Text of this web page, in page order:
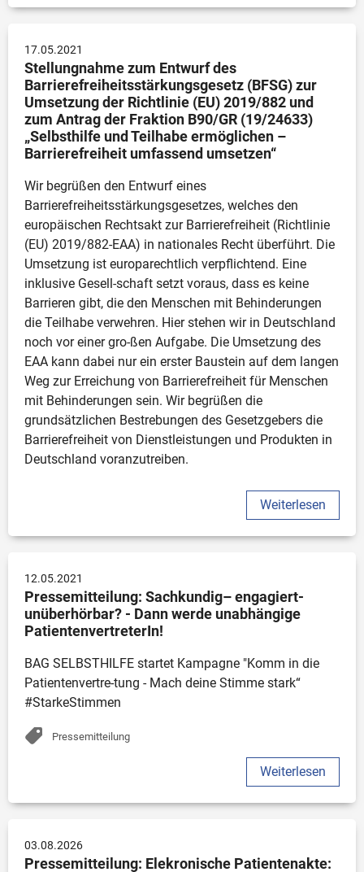
17.05.2021
Stellungnahme zum Entwurf des
Barrierefreiheitsstärkungsgesetz (BFSG) zur
Umsetzung der Richtlinie (EU) 2019/882 und
zum Antrag der Fraktion B90/GR (19/24633)
„Selbsthilfe und Teilhabe ermöglichen –
Barrierefreiheit umfassend umsetzen“
Wir begrüßen den Entwurf eines
Barrierefreiheitsstärkungsgesetzes, welches den
europäischen Rechtsakt zur Barrierefreiheit (Richtlinie
(EU) 2019/882-EAA) in nationales Recht überführt. Die
Umsetzung ist europarechtlich verpflichtend. Eine
inklusive Gesell-schaft setzt voraus, dass es keine
Barrieren gibt, die den Menschen mit Behinderungen
die Teilhabe verwehren. Hier stehen wir in Deutschland
noch vor einer gro-ßen Aufgabe. Die Umsetzung des
EAA kann dabei nur ein erster Baustein auf dem langen
Weg zur Erreichung von Barrierefreiheit für Menschen
mit Behinderungen sein. Wir begrüßen die
grundsätzlichen Bestrebungen des Gesetzgebers die
Barrierefreiheit von Dienstleistungen und Produkten in
Deutschland voranzutreiben.
Weiterlesen
12.05.2021
Pressemitteilung: Sachkundig– engagiert-
unüberhörbar? - Dann werde unabhängige
PatientenvertreterIn!
BAG SELBSTHILFE startet Kampagne "Komm in die
Patientenvertre-tung - Mach deine Stimme stark“
#StarkeStimmen
Pressemitteilung
Weiterlesen
03.08.2026
Pressemitteilung: Elekronische Patientenakte: